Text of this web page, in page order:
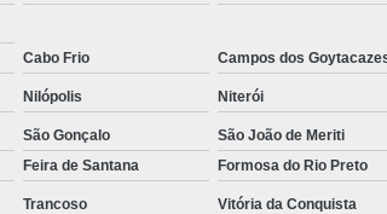
Equipamento para Laboratório
Equipamento para Laboratório
Estufa Bacteriológica Microbiologia
Estufa Cultura Bacteriológica
Cabo Frio Campos dos
Nilópolis Niterói
São Gonçalo São João de Meriti
Feira de Santana Formosa do Rio Preto
Trancoso Vitória da Conquista